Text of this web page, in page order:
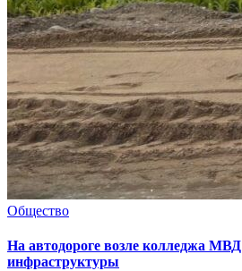
Общество
На автодороге возле колледжа МВД
инфраструктуры